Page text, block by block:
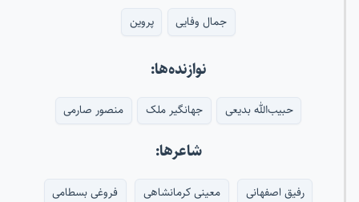
جمال وفایی پروین
نوازنده‌ها:
حبیب‌الله بدیعی جهانگیر ملک منصور صارمی
شاعرها:
رفیق اصفهانی معینی کرمانشاهی
فروغی بسطامی